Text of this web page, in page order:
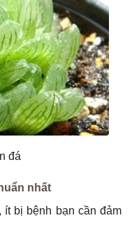
đá
nhất
bị bệnh bạn cần đảm